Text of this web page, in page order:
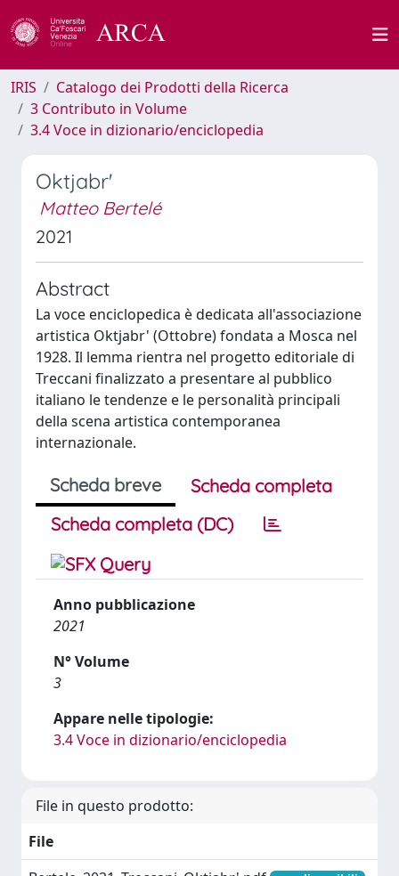
IRIS
Catalogo dei Prodotti della Ricerca
3 Contributo in Volume
3.4 Voce in dizionario/enciclopedia
Oktjabr'
Matteo Bertelé
2021
Abstract
La voce enciclopedica è dedicata all'associazione
artistica Oktjabr' (Ottobre) fondata a Mosca nel
1928. Il lemma rientra nel progetto editoriale di
Treccani finalizzato a presentare al pubblico
italiano le tendenze e le personalità principali
della scena artistica contemporanea
internazionale.
Scheda breve
Scheda completa
Scheda completa (DC)
Anno pubblicazione
2021
N° Volume
3
Appare nelle tipologie:
3.4 Voce in dizionario/enciclopedia
File in questo prodotto:
File